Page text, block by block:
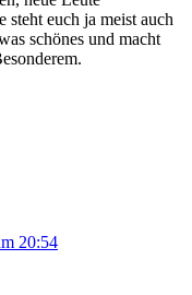
steht euch ja meist auch
schönes und macht
20:54